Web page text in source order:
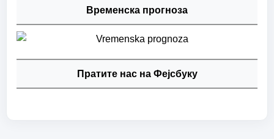
Временска прогноза
Пратите нас на Фејсбуку